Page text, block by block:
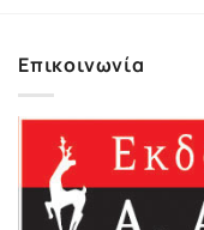
Επικοινωνία